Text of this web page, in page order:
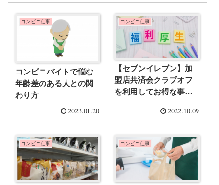
コンビニ仕事
コンビニバイトで悩む
年齢差のある人との関
わり方
2023.01.20
コンビニ仕事
【セブンイレブン】加
盟店共済会クラブオフ
を利用してお得な事を
2022.10.09
コンビニ仕事 コンビニ仕事